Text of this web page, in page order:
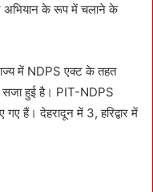
के रूप में चलाने के
में NDPS एक्ट के तहत
सजा हुई है। PIT-NDPS
हैं। देहरादून में 3, हरिद्वार में